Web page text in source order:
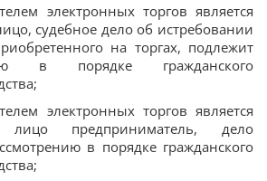
электронных торгов является
судебное дело об истребовании
на торгах, подлежит
в порядке гражданского
электронных торгов является
лицо предприниматель, дело
в порядке гражданского